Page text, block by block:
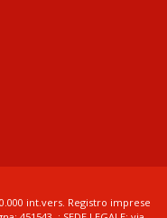
int.vers. Registro imprese